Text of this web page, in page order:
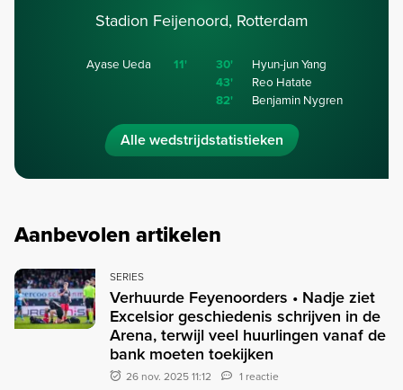
Stadion Feijenoord, Rotterdam
Ayase Ueda 11' 30'
Hyun-jun Yang
43'
Reo Hatate
82'
Benjamin Nygren
Alle wedstrijdstatistieken
Aanbevolen artikelen
SERIES
Verhuurde Feyenoorders • Nadje ziet
Excelsior geschiedenis schrijven in de
Arena, terwijl veel huurlingen vanaf de
bank moeten toekijken
26 nov. 2025 11:12 1 reactie